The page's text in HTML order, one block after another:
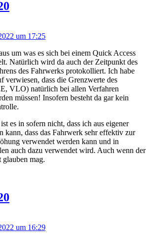
um 17:25
um was es sich bei einem Quick Access
Natürlich wird da auch der Zeitpunkt des
des Fahrwerks protokolliert. Ich habe
verwiesen, dass die Grenzwerte des
VLO) natürlich bei allen Verfahren
müssen! Insofern besteht da gar kein
es in sofern nicht, dass ich aus eigener
kann, dass das Fahrwerk sehr effektiv zur
verwendet werden kann und in
auch dazu verwendet wird. Auch wenn der
glauben mag.
um 16:29